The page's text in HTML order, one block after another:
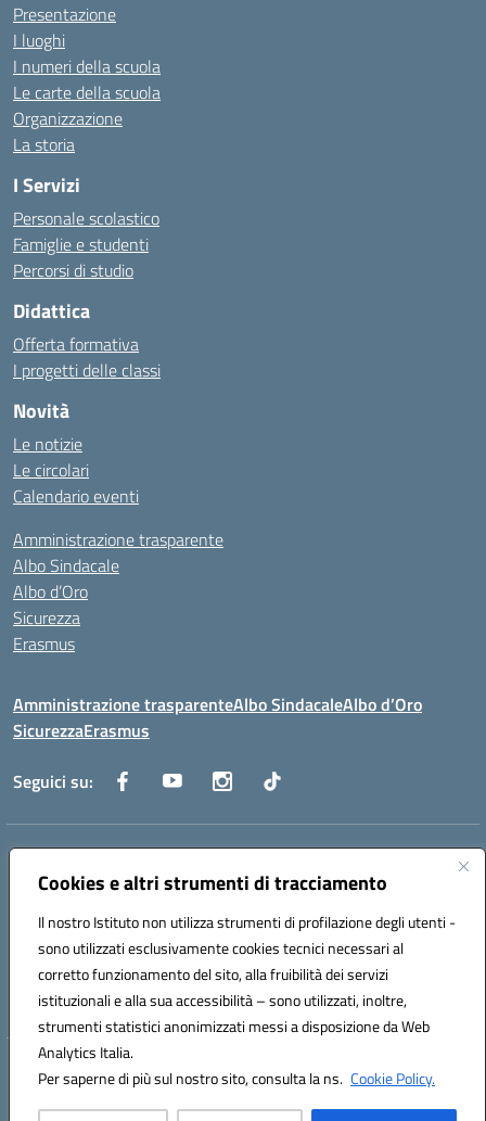
Cookies e altri strumenti di tracciamento
Il nostro Istituto non utilizza strumenti di profilazione degli utenti -
sono utilizzati esclusivamente cookies tecnici necessari al
corretto funzionamento del sito, alla fruibilità dei servizi
istituzionali e alla sua accessibilità – sono utilizzati, inoltre,
strumenti statistici anonimizzati messi a disposizione da Web
Analytics Italia.
Per saperne di più sul nostro sito, consulta la ns. Cookie Policy.
Presentazione
I luoghi
I numeri della scuola
Le carte della scuola
Organizzazione
La storia
I Servizi
Personale scolastico
Famiglie e studenti
Percorsi di studio
Didattica
Offerta formativa
I progetti delle classi
Novità
Le notizie
Le circolari
Calendario eventi
Amministrazione trasparente
Albo Sindacale
Albo d’Oro
Sicurezza
Erasmus
Amministrazione trasparenteAlbo SindacaleAlbo d’Oro
SicurezzaErasmus
Seguici su:
Indirizzo:
Centralino:0885.426034 Email:FGTD02000P@istruzione.it
Codice fiscale: 81002930717
Codice meccanografico:
FGTD02000P
Codice unico di fatturazione (CUF): UFUN7Y
Hosting & Powered by 3D Solution S.r.l.
Concept & Design by Designers Italia